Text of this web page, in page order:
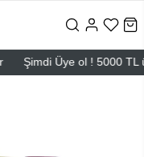
Şimdi Üye ol ! 5000 TL